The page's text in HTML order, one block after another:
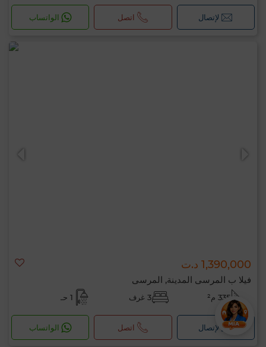
لإتصال اتصل الواتساب
1,390,000 د.ت
فيلا ب المرسى المدينة, المرسى
335 م² 3 غرف 1 حـ
لإتصال اتصل الواتساب